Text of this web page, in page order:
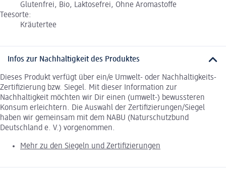
Glutenfrei, Bio, Laktosefrei, Ohne Aromastoffe
Teesorte:
Kräutertee
Infos zur Nachhaltigkeit des Produktes
Dieses Produkt verfügt über ein/e Umwelt- oder Nachhaltigkeits-
Zertifizierung bzw. Siegel. Mit dieser Information zur
Nachhaltigkeit möchten wir Dir einen (umwelt-) bewussteren
Konsum erleichtern. Die Auswahl der Zertifizierungen/Siegel
haben wir gemeinsam mit dem NABU (Naturschutzbund
Deutschland e. V.) vorgenommen.
Mehr zu den Siegeln und Zertifizierungen